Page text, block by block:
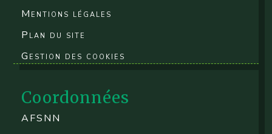
Mentions légales
Plan du site
Gestion des cookies
Coordonnées
AFSNN